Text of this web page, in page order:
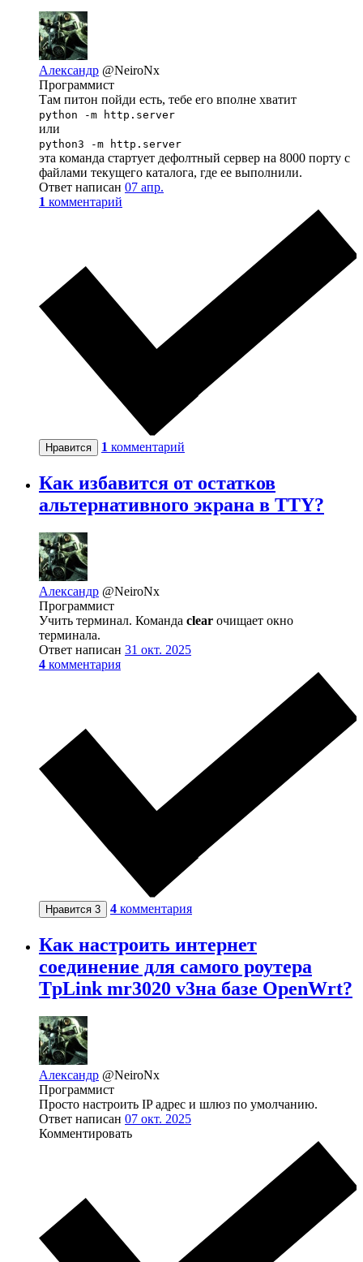
Александр @NeiroNx
Программист
Там питон пойди есть, тебе его вполне хватит
python -m http.server
или
python3 -m http.server
эта команда стартует дефолтный сервер на 8000 порту с
файлами текущего каталога, где ее выполнили.
Ответ написан 07 апр.
1 комментарий
Нравится 1 комментарий
Как избавится от остатков
альтернативного экрана в TTY?
Александр @NeiroNx
Программист
Учить терминал. Команда clear очищает окно
терминала.
Ответ написан 31 окт. 2025
4 комментария
Нравится 3 4 комментария
Как настроить интернет
соединение для самого роутера
TpLink mr3020 v3на базе OpenWrt?
Александр @NeiroNx
Программист
Просто настроить IP адрес и шлюз по умолчанию.
Ответ написан 07 окт. 2025
Комментировать